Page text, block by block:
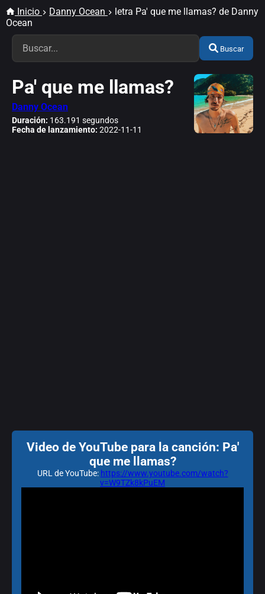
Inicio Danny Ocean
letra Pa' que me llamas? de Danny
Ocean
Buscar
Pa' que me llamas?
Danny Ocean
Duración: 163.191 segundos
Fecha de lanzamiento: 2022-11-11
Video de YouTube para la canción: Pa'
que me llamas?
URL de YouTube: https://www.youtube.com/watch?
v=W9TZk8kPuEM